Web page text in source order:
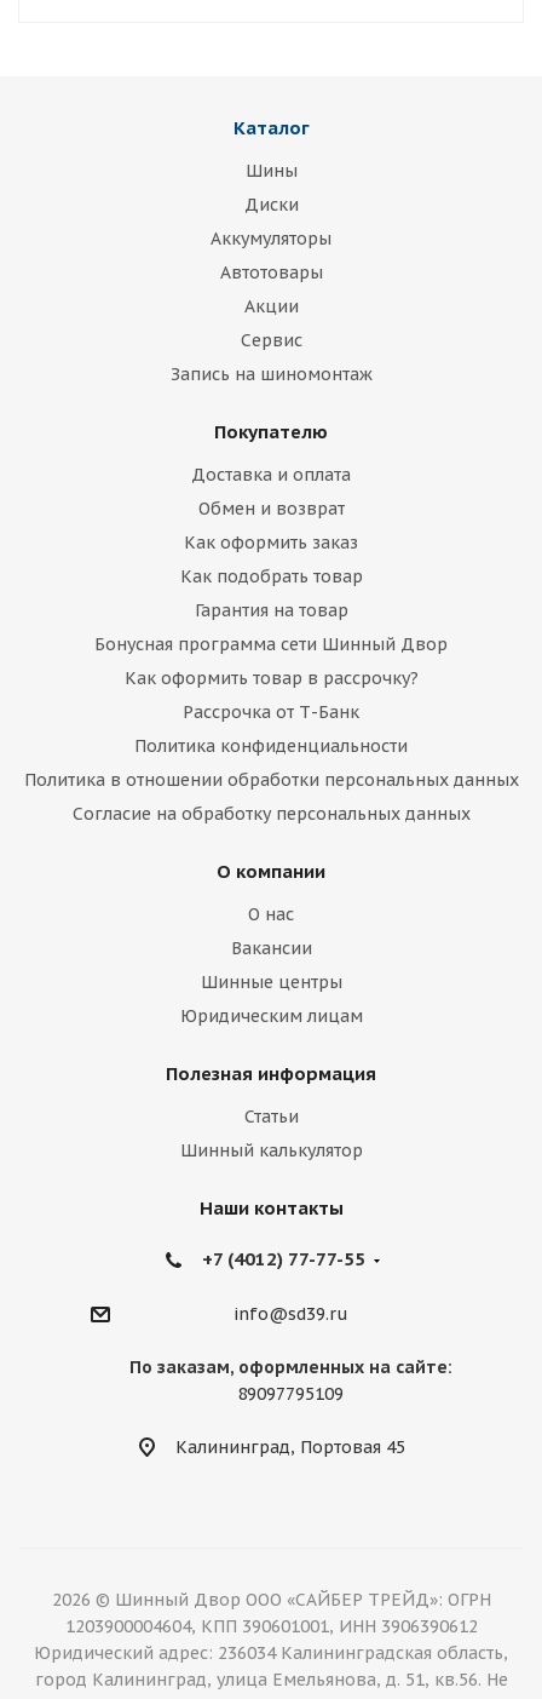
Каталог
Шины
Диски
Аккумуляторы
Автотовары
Акции
Сервис
Запись на шиномонтаж
Покупателю
Доставка и оплата
Обмен и возврат
Как оформить заказ
Как подобрать товар
Гарантия на товар
Бонусная программа сети Шинный Двор
Как оформить товар в рассрочку?
Рассрочка от Т-Банк
Политика конфиденциальности
Политика в отношении обработки персональных данных
Согласие на обработку персональных данных
О компании
О нас
Вакансии
Шинные центры
Юридическим лицам
Полезная информация
Статьи
Шинный калькулятор
Наши контакты
+7 (4012) 77-77-55
info@sd39.ru
По заказам, оформленных на сайте:
89097795109
Калининград, Портовая 45
2026 © Шинный Двор ООО «САЙБЕР ТРЕЙД»: ОГРН
1203900004604, КПП 390601001, ИНН 3906390612
Юридический адрес: 236034 Калининградская область,
город Калининград, улица Емельянова, д. 51, кв.56. Не